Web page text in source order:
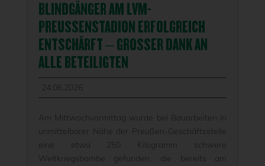
BLINDGÄNGER AM LVM-
PREUSSENSTADION ERFOLGREICH E
NTSCHÄRFT – GROSSER DANK AN AL
LE BETEILIGTEN
24.06.2026
Am Mittwochvormittag wurde bei Bauarbeiten in
unmittelbarer Nähe der Preußen-Geschäftsstelle
eine etwa 250 Kilogramm schwere
Weltkriegsbombe gefunden, die bereits am